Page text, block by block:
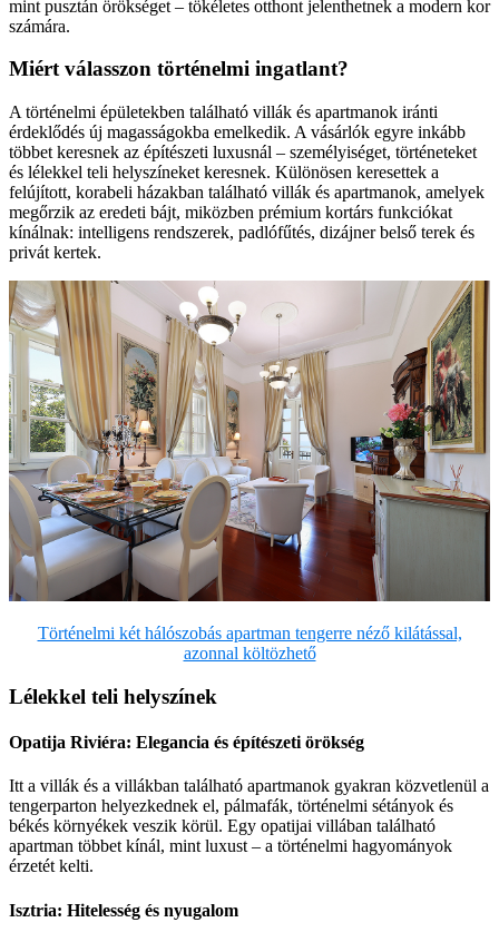
mint pusztán örökséget – tökéletes otthont jelenthetnek a modern kor
számára.
Miért válasszon történelmi ingatlant?
A történelmi épületekben található villák és apartmanok iránti
érdeklődés új magasságokba emelkedik. A vásárlók egyre inkább
többet keresnek az építészeti luxusnál – személyiséget, történeteket
és lélekkel teli helyszíneket keresnek. Különösen keresettek a
felújított, korabeli házakban található villák és apartmanok, amelyek
megőrzik az eredeti bájt, miközben prémium kortárs funkciókat
kínálnak: intelligens rendszerek, padlófűtés, dizájner belső terek és
privát kertek.
Történelmi két hálószobás apartman tengerre néző kilátással,
azonnal költözhető
Lélekkel teli helyszínek
Opatija Riviéra: Elegancia és építészeti örökség
Itt a villák és a villákban található apartmanok gyakran közvetlenül a
tengerparton helyezkednek el, pálmafák, történelmi sétányok és
békés környékek veszik körül. Egy opatijai villában található
apartman többet kínál, mint luxust – a történelmi hagyományok
érzetét kelti.
Isztria: Hitelesség és nyugalom